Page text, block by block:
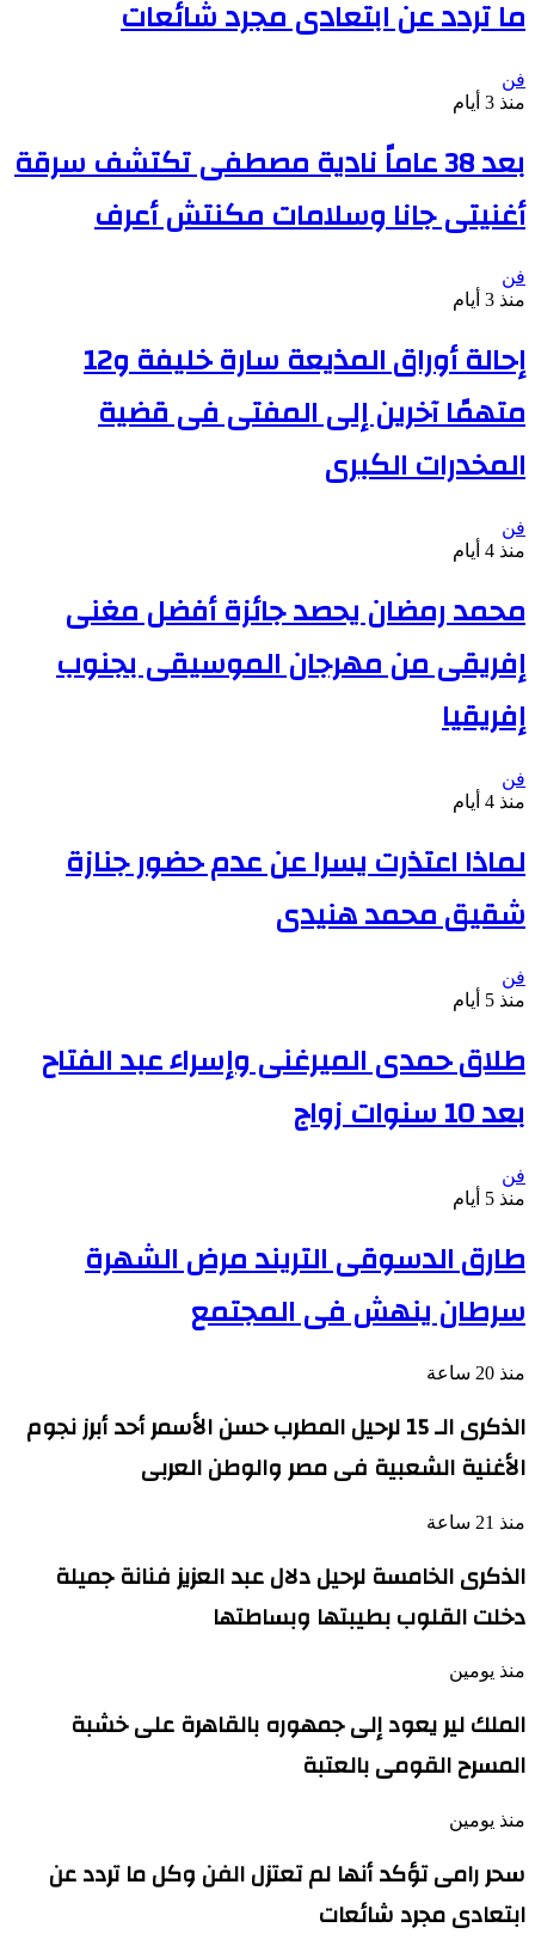
ما تردد عن ابتعادى مجرد شائعات
فن
منذ 3 أيام
بعد 38 عاماً نادية مصطفى تكتشف سرقة
أغنيتى جانا وسلامات مكنتش أعرف
فن
منذ 3 أيام
إحالة أوراق المذيعة سارة خليفة و12
متهمًا آخرين إلى المفتى فى قضية
المخدرات الكبرى
فن
منذ 4 أيام
محمد رمضان يحصد جائزة أفضل مغنى
إفريقى من مهرجان الموسيقى بجنوب
إفريقيا
فن
منذ 4 أيام
لماذا اعتذرت يسرا عن عدم حضور جنازة
شقيق محمد هنيدى
فن
منذ 5 أيام
طلاق حمدى الميرغنى وإسراء عبد الفتاح
بعد 10 سنوات زواج
فن
منذ 5 أيام
طارق الدسوقى التريند مرض الشهرة
سرطان ينهش فى المجتمع
منذ 20 ساعة
الذكرى الـ 15 لرحيل المطرب حسن الأسمر أحد أبرز نجوم
الأغنية الشعبية فى مصر والوطن العربى
منذ 21 ساعة
الذكرى الخامسة لرحيل دلال عبد العزيز فنانة جميلة
دخلت القلوب بطيبتها وبساطتها
منذ يومين
الملك لير يعود إلى جمهوره بالقاهرة على خشبة
المسرح القومى بالعتبة
منذ يومين
سحر رامى تؤكد أنها لم تعتزل الفن وكل ما تردد عن
ابتعادى مجرد شائعات